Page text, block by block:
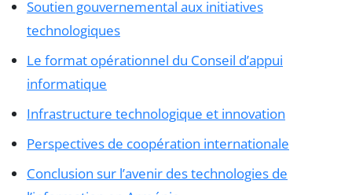
Soutien gouvernemental aux initiatives
technologiques
Le format opérationnel du Conseil d’appui
informatique
Infrastructure technologique et innovation
Perspectives de coopération internationale
Conclusion sur l’avenir des technologies de